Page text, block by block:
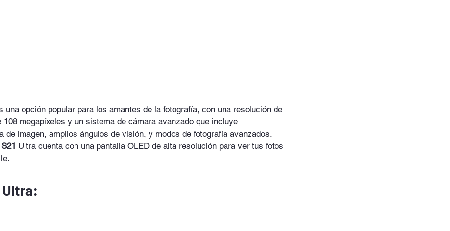
una opción popular para los amantes de la fotografía, con una resolución de
108 megapíxeles y un sistema de cámara avanzado que incluye
de imagen, amplios ángulos de visión, y modos de fotografía avanzados.
Ultra cuenta con una pantalla OLED de alta resolución para ver tus fotos
Ultra: